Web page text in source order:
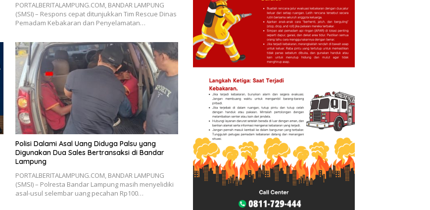
PORTALBERITALAMPUNG.COM, BANDAR LAMPUNG
(SMSI) – Respons cepat ditunjukkan Tim Rescue Dinas
Pemadam Kebakaran dan Penyelamatan…
Polisi Dalami Asal Uang Diduga Palsu yang
Digunakan Dua Sales Bertransaksi di Bandar
Lampung
PORTALBERITALAMPUNG.COM, BANDAR LAMPUNG
(SMSI) – Polresta Bandar Lampung masih menyelidiki
asal-usul selembar uang pecahan Rp100…